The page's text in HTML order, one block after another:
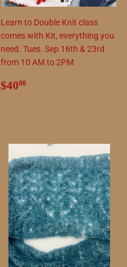
Learn to Double Knit class
comes with Kit, everything you
need. Tues. Sep 16th & 23rd
from 10 AM to 2PM
सामान्य
$4000